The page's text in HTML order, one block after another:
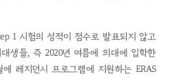
1 시험의 성적이 점수로 발표되지 않고
생들, 즉 2020년 여름에 의대에 입학한
레지던시 프로그램에 지원하는 ERAS